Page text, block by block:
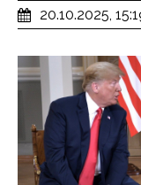
20.10.2025,